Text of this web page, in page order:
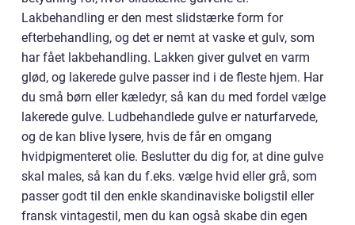
Lakbehandling er den mest slidstærke form for
efterbehandling, og det er nemt at vaske et gulv, som
har fået lakbehandling. Lakken giver gulvet en varm
glød, og lakerede gulve passer ind i de fleste hjem. Har
du små børn eller kæledyr, så kan du med fordel vælge
lakerede gulve. Ludbehandlede gulve er naturfarvede,
og de kan blive lysere, hvis de får en omgang
hvidpigmenteret olie. Beslutter du dig for, at dine gulve
skal males, så kan du f.eks. vælge hvid eller grå, som
passer godt til den enkle skandinaviske boligstil eller
fransk vintagestil, men du kan også skabe din egen